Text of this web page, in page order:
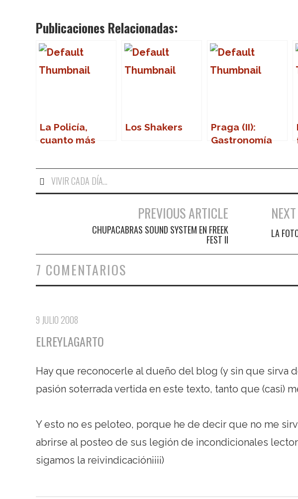
Publicaciones Relacionadas:
La Policía,
cuanto más
Los Shakers
Praga (II):
Gastronomía
VIVIR CADA DÍA...
Navegación de entradas
PREVIOUS ARTICLE
CHUPACABRAS SOUND SYSTEM EN FREEK
FEST II LA
7 COMENTARIOS
9 JULIO 2008
ELREYLAGARTO
Hay que reconocerle al dueño del blog (y sin que sirva
pasión soterrada vertida en este texto, tanto que (casi)
Y esto no es peloteo, porque he de decir que no me
abrirse al posteo de sus legión de incondicionales
sigamos la reivindicación¡¡¡¡)